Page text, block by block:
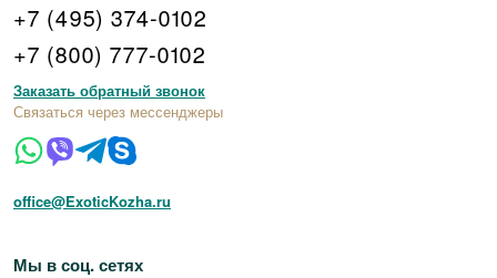
+7 (495) 374-0102
+7 (800) 777-0102
Заказать обратный звонок
Связаться через мессенджеры
office@ExoticKozha.ru
Мы в соц. сетях